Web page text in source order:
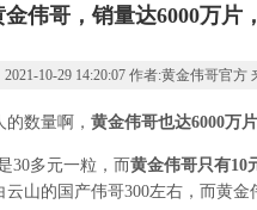
伟哥，销量达6000万片
10-29 14:20:07 作者:黄金伟哥官方
数量啊， 黄金伟哥也达6000万
30多元一粒，而黄金伟哥只有10
山的国产伟哥300左右，而黄金